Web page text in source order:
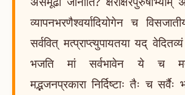
व्यापनभरणैश्वर्यादियोगेन च
सर्ववित् मत्प्राप्त्युपायतया यद्
भजति मां सर्वभावेन ये च
मद्भजनप्रकारा निर्दिष्टाः तैः च